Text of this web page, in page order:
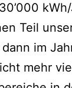
Teil
im
mehr